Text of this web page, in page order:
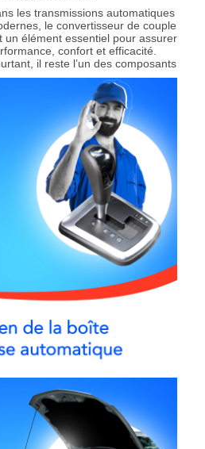
les transmissions automatiques
le convertisseur de couple
un élément essentiel pour assurer
confort et efficacité.
il reste l’un des composants